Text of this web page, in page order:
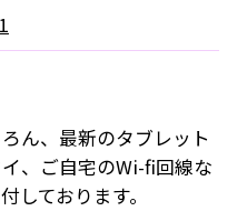
ん、最新のタブレット
、ご自宅のWi-fi回線な
しております。